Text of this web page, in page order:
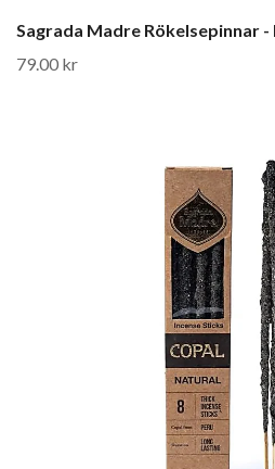
Sagrada Madre Rökelsepinnar -
79.00 kr